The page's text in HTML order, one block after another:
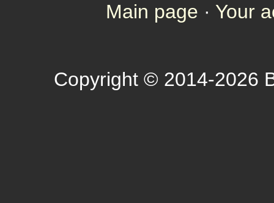
Main page · Your
Copyright © 2014-2026